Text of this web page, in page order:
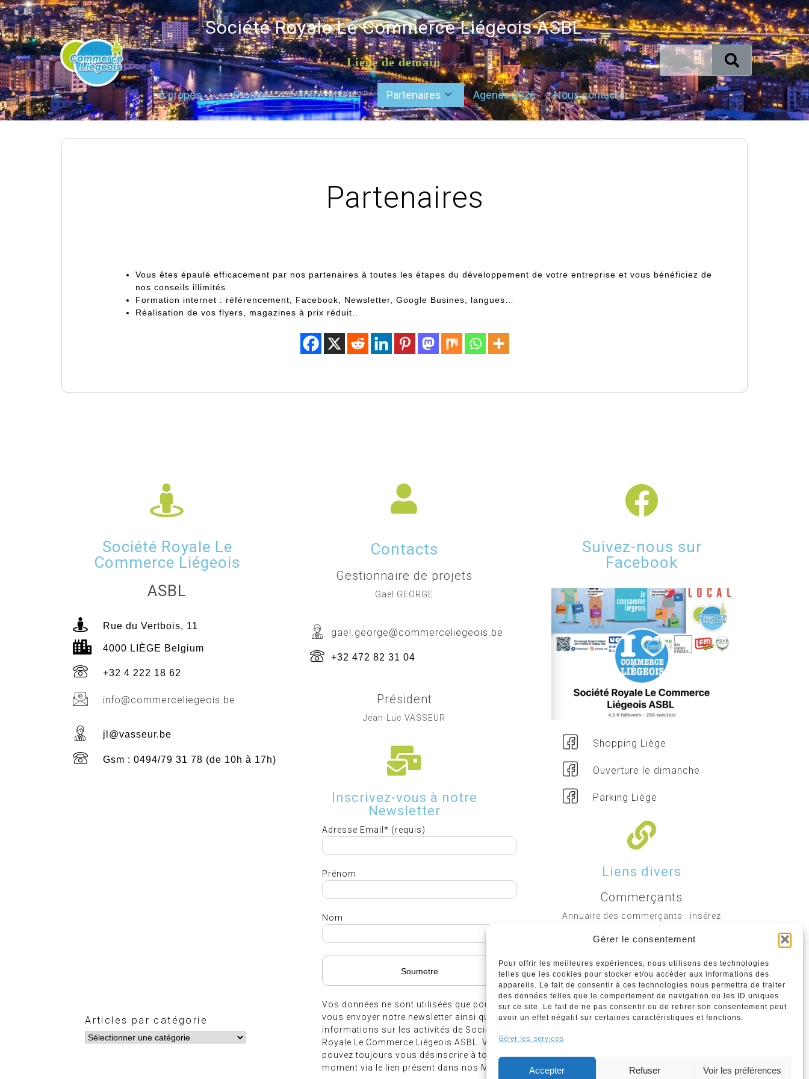
Gérer le consentement
Pour offrir les meilleures expériences, nous utilisons des technologies
telles que les cookies pour stocker et/ou accéder aux informations des
appareils. Le fait de consentir à ces technologies nous permettra de traiter
des données telles que le comportement de navigation ou les ID uniques
sur ce site. Le fait de ne pas consentir ou de retirer son consentement peut
avoir un effet négatif sur certaines caractéristiques et fonctions.
Gérer les services
Accepter Refuser Voir les préférences
Société Royale Le Commerce Liégeois ASBL
Liège de demain
À propos Projets Infos utiles Partenaires Agenda 2026 Nous contacter
Partenaires
Vous êtes épaulé efficacement par nos partenaires à toutes les étapes du développement de votre entreprise et vous bénéficiez de
nos conseils illimités
Formation internet : référencement, Facebook, Newsletter, Google Busines, langues…
Réalisation de vos flyers, magazines à prix réduit..
Société Royale Le
Commerce Liégeois
ASBL
Rue du Vertbois, 11
4000 LIÈGE Belgium
+32 4 222 18 62
info@commerceliegeois.be
jl@vasseur.be
Gsm : 0494/79 31 78 (de 10h à 17h)
Articles par catégorie
Contacts
Gestionnaire de projets
Gaël GEORGE
gael.george@commerceliegeois.be
+32 472 82 31 04
Président
Jean-Luc VASSEUR
Inscrivez-vous à notre
Newsletter
Adresse Email* (requis)
Prénom
Nom
Vos données ne sont utilisées que pour
vous envoyer notre newsletter ainsi que des
informations sur les activités de Société
Royale Le Commerce Liégeois ASBL. Vous
pouvez toujours vous désinscrire à tout
moment via le lien présent dans nos Mails.
Suivez-nous sur
Facebook
Shopping Liège
Ouverture le dimanche
Parking Liège
Liens divers
Commerçants
Annuaire des commerçants : insérez
annuaire sur notre site ci-dessous
www.commerceliege.be
Politique de cookies